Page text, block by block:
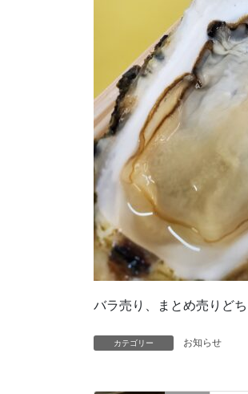
バラ売り、まとめ売りど
カテゴリー お知らせ